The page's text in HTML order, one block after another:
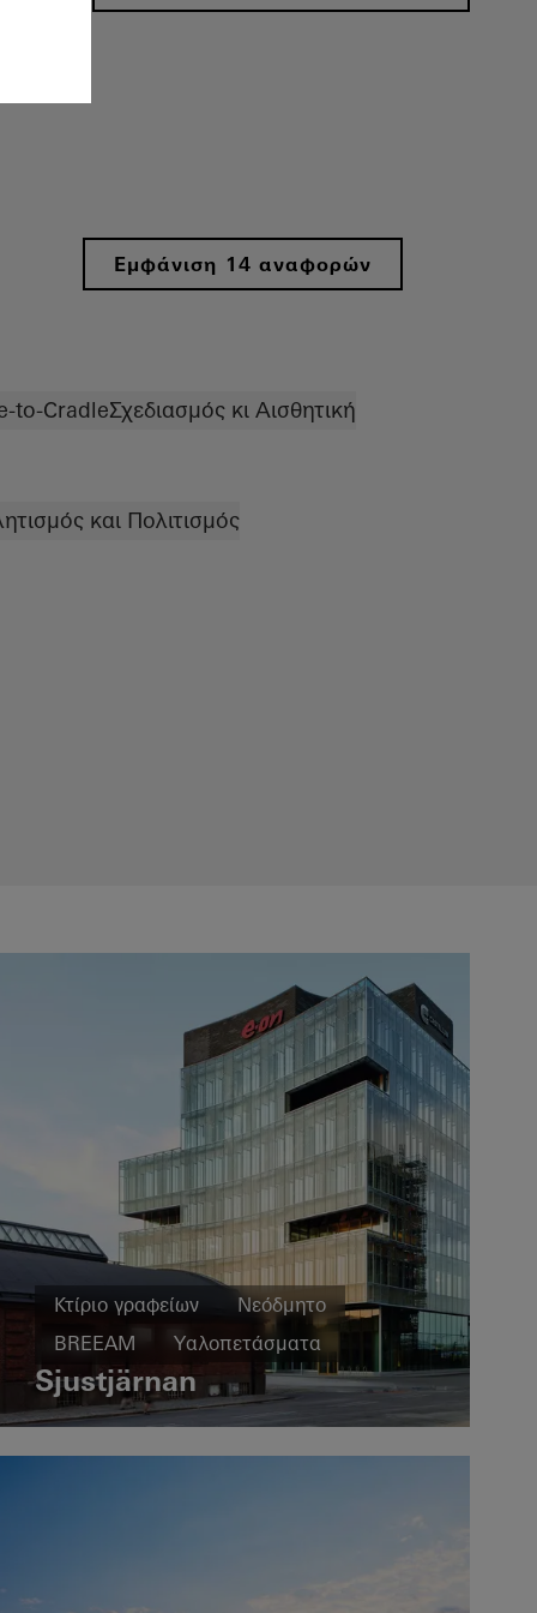
Εμφάνιση 14 αναφορών
to-CradleΣχεδιασμός κι Αισθητική
και Πολιτισμός
Κτίριο γραφείων
Νεόδμητο
BREEAM
Υαλοπετάσματα
Sweden
Sjustjärnan